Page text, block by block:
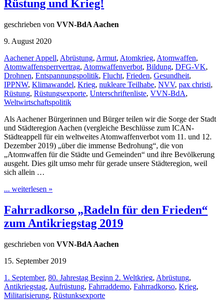
Rüstung und Krieg!
geschrieben von VVN-BdA Aachen
9. August 2020
Aachener Appell, Abrüstung, Armut, Atomkrieg, Atomwaffen,
Atomwaffensperrvertrag, Atomwaffenverbot, Bildung, DFG-VK,
Drohnen, Entspannungspolitik, Flucht, Frieden, Gesundheit,
IPPNW, Klimawandel, Krieg, nukleare Teilhabe, NVV, pax christi,
Rüstung, Rüstungsexporte, Unterschriftenliste, VVN-BdA,
Weltwirtschaftspolitik
Als Aachener Bürgerinnen und Bürger teilen wir die Sorge der Stadt
und Städteregion Aachen (vergleiche Beschlüsse zum ICAN-
Städteappell für ein weltweites Atomwaffenverbot vom 11. und 12.
Dezember 2019) „über die immense Bedrohung“, die von
„Atomwaffen für die Städte und Gemeinden“ und ihre Bevölkerung
ausgeht. Dies gilt umso mehr für gerade unsere Städteregion, weil
sich allein …
... weiterlesen »
Fahrradkorso „Radeln für den Frieden“
zum Antikriegstag 2019
geschrieben von VVN-BdA Aachen
15. September 2019
1. September, 80. Jahrestag Beginn 2. Weltkrieg, Abrüstung,
Antikriegstag, Aufrüstung, Fahrraddemo, Fahrradkorso, Krieg,
Militarisierung, Rüstunksexporte